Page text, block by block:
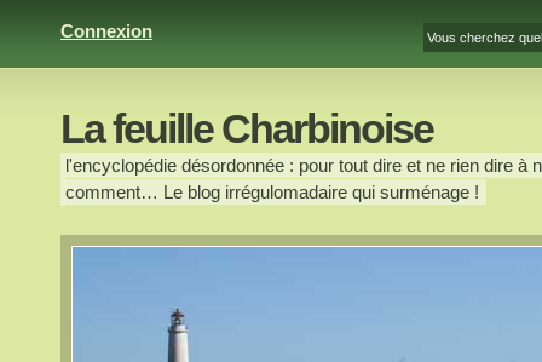
Connexion
La feuille Charbinoise
l'encyclopédie désordonnée : pour tout dire et ne rien dire
comment… Le blog irrégulomadaire qui surménage !